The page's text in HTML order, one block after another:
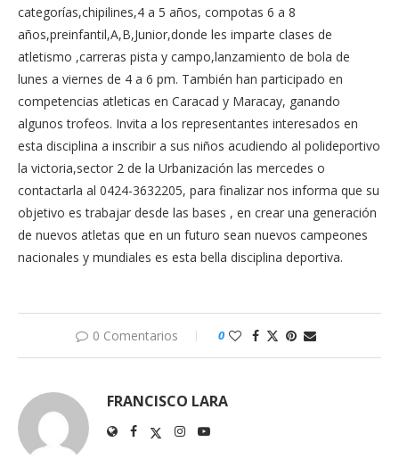
categorías,chipilines,4 a 5 años, compotas 6 a 8
años,preinfantil,A,B,Junior,donde les imparte clases de
atletismo ,carreras pista y campo,lanzamiento de bola de
lunes a viernes de 4 a 6 pm. También han participado en
competencias atleticas en Caracad y Maracay, ganando
algunos trofeos. Invita a los representantes interesados en
esta disciplina a inscribir a sus niños acudiendo al polideportivo
la victoria,sector 2 de la Urbanización las mercedes o
contactarla al 0424-3632205, para finalizar nos informa que su
objetivo es trabajar desde las bases , en crear una generación
de nuevos atletas que en un futuro sean nuevos campeones
nacionales y mundiales es esta bella disciplina deportiva.
0 Comentarios 0
FRANCISCO LARA